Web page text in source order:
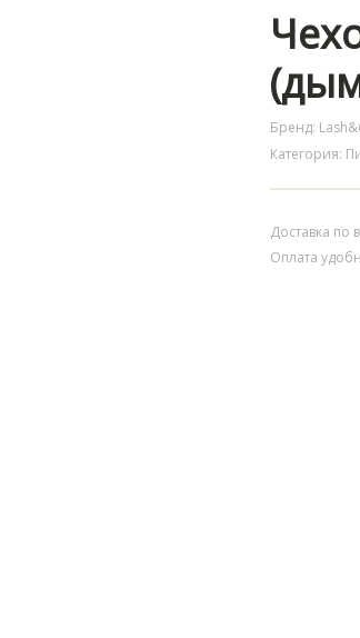
Бренд:
Категория:
Доставка по
Оплата